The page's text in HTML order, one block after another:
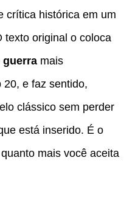
crítica histórica em um
texto original o coloca
guerra mais
e faz sentido,
clássico sem perder
está inserido. É o
mais você aceita